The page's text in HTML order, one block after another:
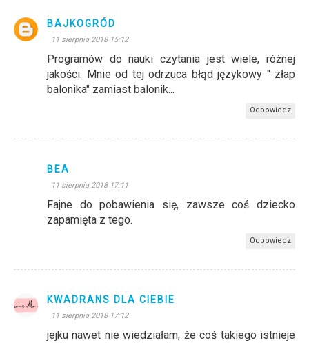
BAJKOGRÓD
11 sierpnia 2018 15:12
Programów do nauki czytania jest wiele, różnej
jakości. Mnie od tej odrzuca błąd językowy " złap
balonika" zamiast balonik...
Odpowiedz
BEA
11 sierpnia 2018 17:11
Fajne do pobawienia się, zawsze coś dziecko
zapamięta z tego.
Odpowiedz
KWADRANS DLA CIEBIE
11 sierpnia 2018 17:12
jejku nawet nie wiedziałam, że coś takiego istnieje